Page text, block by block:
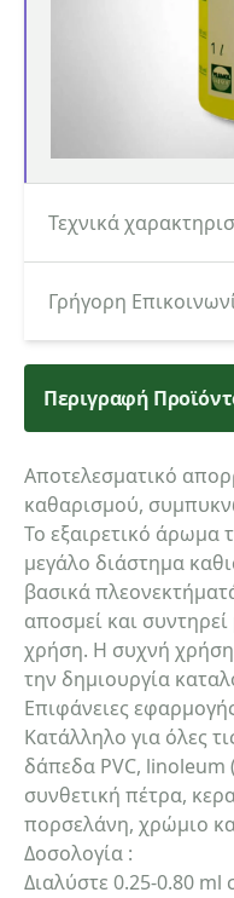
Τεχνικά
Κατεβάστε εδώ
Γρήγορη
Κατηγορία
Όνομα
Τηλέφωνο
email
Σχόλια:
Περιγραφή
Αποτελεσματικό
καθαρισμού,
Το εξαιρετικό άρωμα
μεγάλο διάστημα
βασικά
αποσμεί και
χρήση. Η συχνή χρήση
την δημιουργία
Επιφάνειες
Κατάλληλο για όλες
δάπεδα PVC, linoleum
συνθετική πέτρα,
πορσελάνη, χρώμιο
Δοσολογία :
Διαλύστε 0.25-0.80 ml